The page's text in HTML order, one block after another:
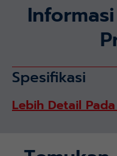
Spesifikasi
Lebih Detail